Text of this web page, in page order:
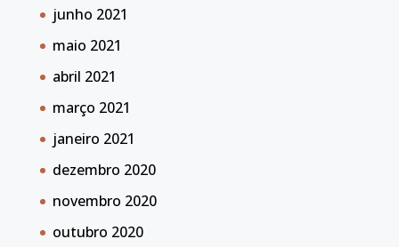
junho 2021
maio 2021
abril 2021
março 2021
janeiro 2021
dezembro 2020
novembro 2020
outubro 2020